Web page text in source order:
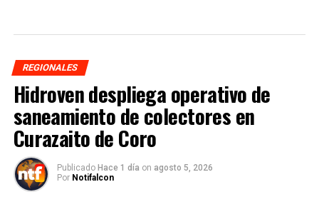
REGIONALES
Hidroven despliega operativo de
saneamiento de colectores en
Curazaito de Coro
Publicado Hace 1 día on agosto 5, 2026
Por Notifalcon